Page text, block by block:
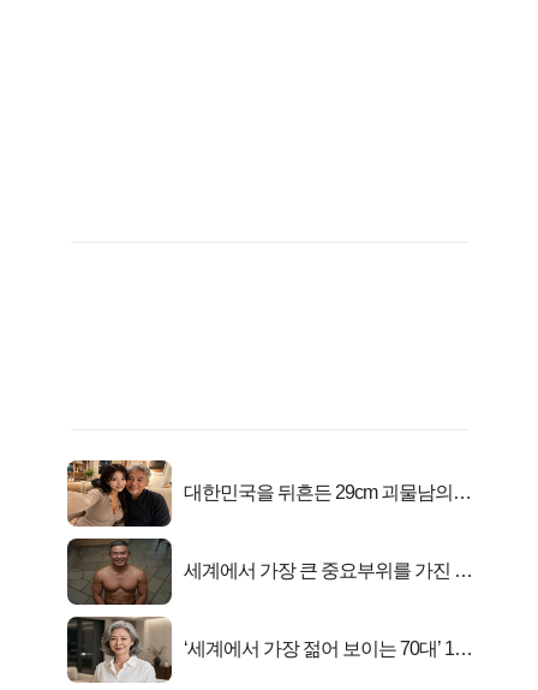
대한민국을 뒤흔든 29cm 괴물남의
세계에서 가장 큰 중요부위를 가진 남
‘세계에서 가장 젊어 보이는 70대’ 1위